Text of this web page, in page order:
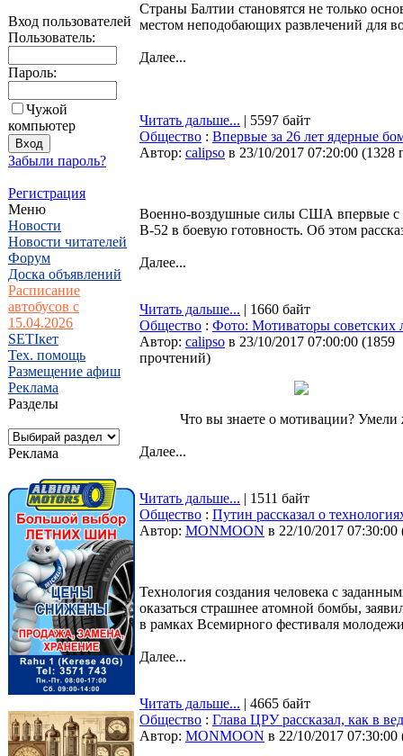
Вход пользователей
Пользователь:
Пароль:
Чужой
компьютер
Забыли пароль?
Регистрация
Меню
Новости
Новости читателей
Форум
Доска объявлений
Расписание
автобусов с
15.04.2026
SETIкет
Тех. помощь
Размещение афиш
Реклама
Разделы
Реклама
Страны Балтии становятся не только
местом неподобающих развлечений для
Далее...
Читать дальше... | 5597 байт
Общество : Впервые за 26 лет ядерные
Автор: calipso в 23/10/2017 07:20:00 (1328
Военно-воздушные силы США впервые с
B-52 в боевую готовность. Об этом
Далее...
Читать дальше... | 1660 байт
Общество : Фото: Мотиваторы советских
Автор: calipso в 23/10/2017 07:00:00 (1859
прочтений)
Что вы знаете о мотивации? Умели
Далее...
Читать дальше... | 1511 байт
Общество : Путин рассказал о
Автор: MONMOON в 22/10/2017 07:30:00
Технология создания человека с
оказаться страшнее атомной бомбы,
в рамках Всемирного фестиваля
Далее...
Читать дальше... | 4665 байт
Общество : Глава ЦРУ рассказал, как в
Автор: MONMOON в 22/10/2017 07:30:00